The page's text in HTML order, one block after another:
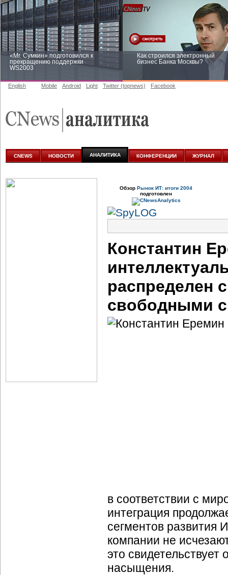
«Mr. Сумкин» подготовился к
прекращению поддержки
WS2003
Как строился электронный
бизнес Банка Москвы?
аналитике
English Mobile Android Light Twitter (topnews) Facebook
CNEWS НОВОСТИ АНАЛИТИКА КОНФЕРЕНЦИИ ЖУРНАЛ
Обзор Рынок ИТ: итоги 2004
подготовлен
Константин
распределен
свободными
в соответствии с
интеграция
сегментов развития
компании не
это
насыщения.